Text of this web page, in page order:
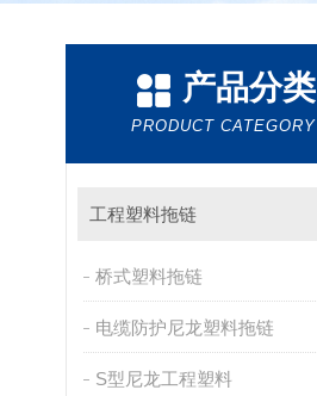
产品分类
PRODUCT CATEGORY
工程塑料拖链
桥式塑料拖链
电缆防护尼龙塑料拖链
S型尼龙工程塑料